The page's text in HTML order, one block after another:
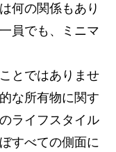
何の関係もあり
員でも、ミニマ
とではありませ
な所有物に関す
ライフスタイル
すべての側面に